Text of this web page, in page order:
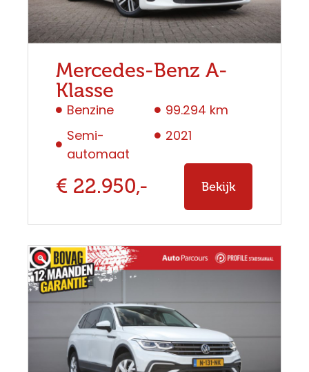
Mercedes-Benz A-
Klasse
Benzine
Semi-
automaat
99.294 km
2021
€ 22.950,- Bekijk